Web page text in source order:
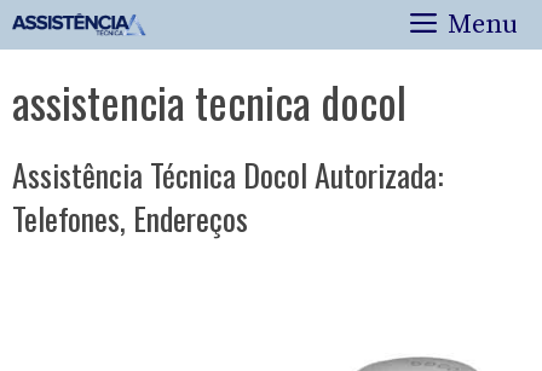
Pular
para
conteúdo
Menu
assistencia tecnica docol
Assistência Técnica Docol Autorizada:
Telefones, Endereços